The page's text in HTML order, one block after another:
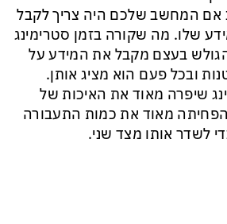
אם המחשב שלכם היה צריך לקבל
שלו. מה שקורה בזמן סטרימינג
בעצם מקבל את המידע על
ובכל פעם הוא מציג אותן.
שיפרה מאוד את האיכות של
מאוד את כמות התעבורה
לשדר אותו מצד שני.